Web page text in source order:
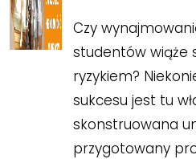
Czy
studentów wiąże
ryzykiem?
sukcesu jest tu
skonstruowana
przygotowany